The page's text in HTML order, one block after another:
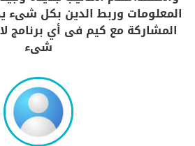
المعلومات وربط الدين بكل شىء
المشاركة مع كيم فى أي برنامج
شىء